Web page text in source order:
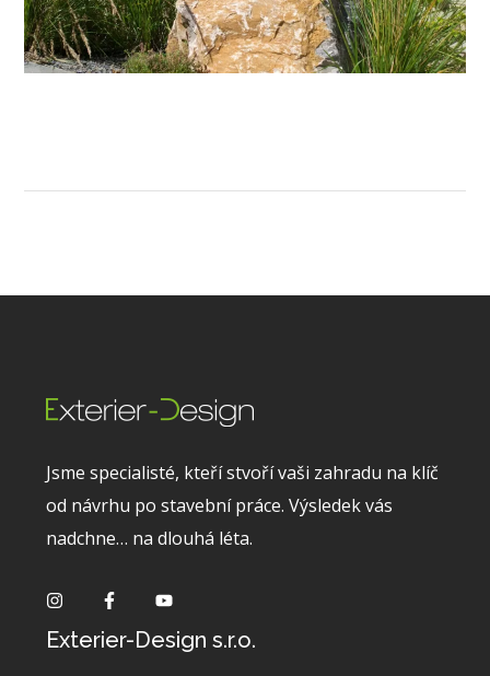
Jsme specialisté, kteří stvoří vaši zahradu na klíč
od návrhu po stavební práce. Výsledek vás
nadchne… na dlouhá léta.
Exterier-Design s.r.o.